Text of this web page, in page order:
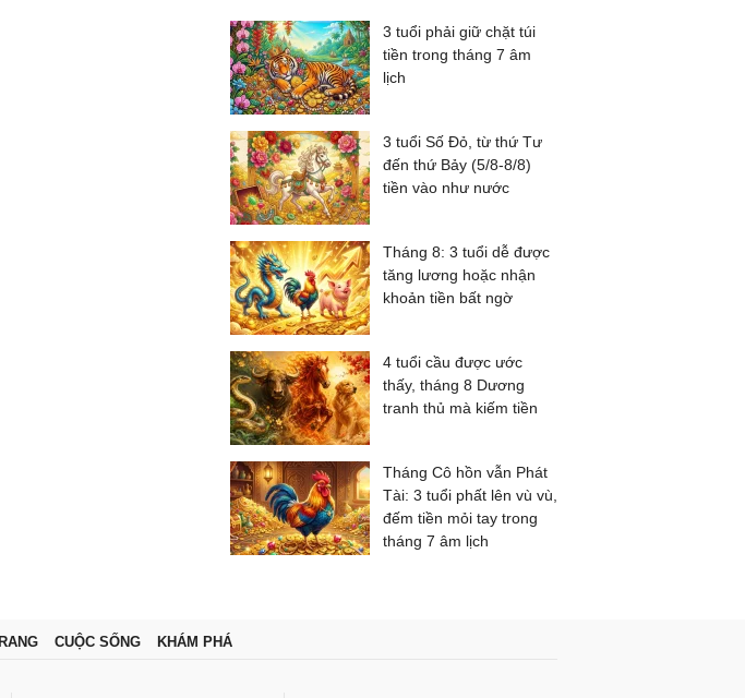
3 tuổi phải giữ chặt túi
tiền trong tháng 7 âm
lịch
3 tuổi Số Đỏ, từ thứ Tư
đến thứ Bảy (5/8-8/8)
tiền vào như nước
Tháng 8: 3 tuổi dễ được
tăng lương hoặc nhận
khoản tiền bất ngờ
4 tuổi cầu được ước
thấy, tháng 8 Dương
tranh thủ mà kiếm tiền
Tháng Cô hồn vẫn Phát
Tài: 3 tuổi phất lên vù vù,
đếm tiền mỏi tay trong
tháng 7 âm lịch
CUỘC SỐNG KHÁM PHÁ